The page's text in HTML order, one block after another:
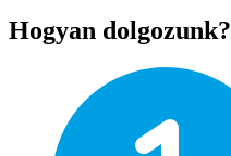
Hogyan dolgozunk?